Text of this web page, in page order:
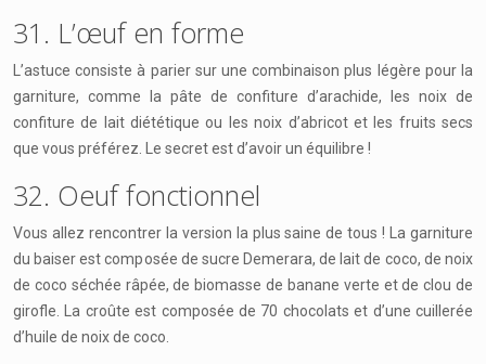
31. L’œuf en forme
L’astuce consiste à parier sur une combinaison plus légère pour la
garniture, comme la pâte de confiture d’arachide, les noix de
confiture de lait diététique ou les noix d’abricot et les fruits secs
que vous préférez. Le secret est d’avoir un équilibre !
32. Oeuf fonctionnel
Vous allez rencontrer la version la plus saine de tous ! La garniture
du baiser est composée de sucre Demerara, de lait de coco, de noix
de coco séchée râpée, de biomasse de banane verte et de clou de
girofle. La croûte est composée de 70 chocolats et d’une cuillerée
d’huile de noix de coco.